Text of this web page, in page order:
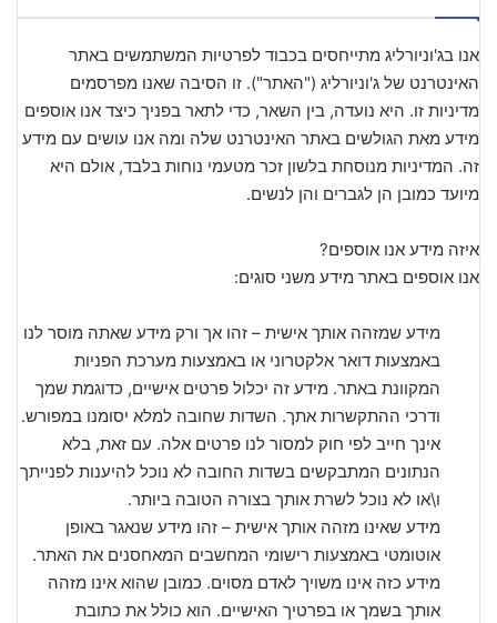
אנו בג'וניורליג מתייחסים בכבוד לפרטיות המשתמשים באתר
האינטרנט של ג'וניורליג ("האתר"). זו הסיבה שאנו מפרסמים
מדיניות זו. היא נועדה, בין השאר, כדי לתאר בפניך כיצד אנו אוספים
מידע מאת הגולשים באתר האינטרנט שלה ומה אנו עושים עם מידע
זה. המדיניות מנוסחת בלשון זכר מטעמי נוחות בלבד, אולם היא
מיועד כמובן הן לגברים והן לנשים.
איזה מידע אנו אוספים?
אנו אוספים באתר מידע משני סוגים:
מידע שמזהה אותך אישית – זהו אך ורק מידע שאתה מוסר לנו
באמצעות דואר אלקטרוני או באמצעות מערכת הפניות
המקוונת באתר. מידע זה יכלול פרטים אישיים, כדוגמת שמך
ודרכי ההתקשרות אתך. השדות שחובה למלא יסומנו במפורש.
אינך חייב לפי חוק למסור לנו פרטים אלה. עם זאת, בלא
הנתונים המתבקשים בשדות החובה לא נוכל להיענות לפנייתך
ו\או לא נוכל לשרת אותך בצורה הטובה ביותר.
מידע שאינו מזהה אותך אישית – זהו מידע שנאגר באופן
אוטומטי באמצעות רישומי המחשבים המאחסנים את האתר.
מידע כזה אינו משויך לאדם מסוים. כמובן שהוא אינו מזהה
אותך בשמך או בפרטיך האישיים. הוא כולל את כתובת